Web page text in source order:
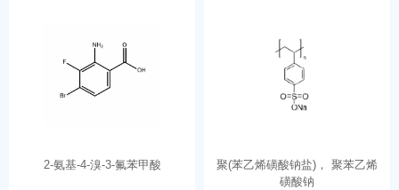
2-氨基-4-溴-3-氟苯甲酸
聚(苯乙烯磺酸钠盐)， 聚苯乙烯
磺酸钠